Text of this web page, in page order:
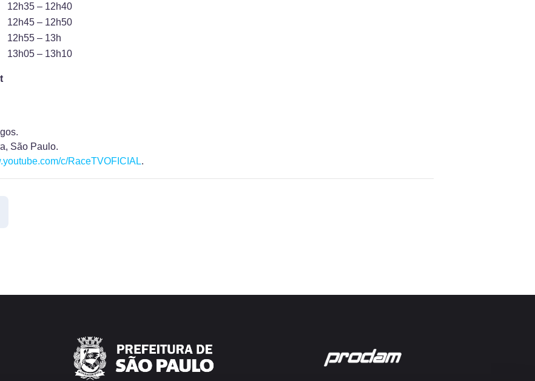
12h35 – 12h40
12h45 – 12h50
12h55 – 13h
13h05 – 13h10
São Paulo.
c/RaceTVOFICIAL.